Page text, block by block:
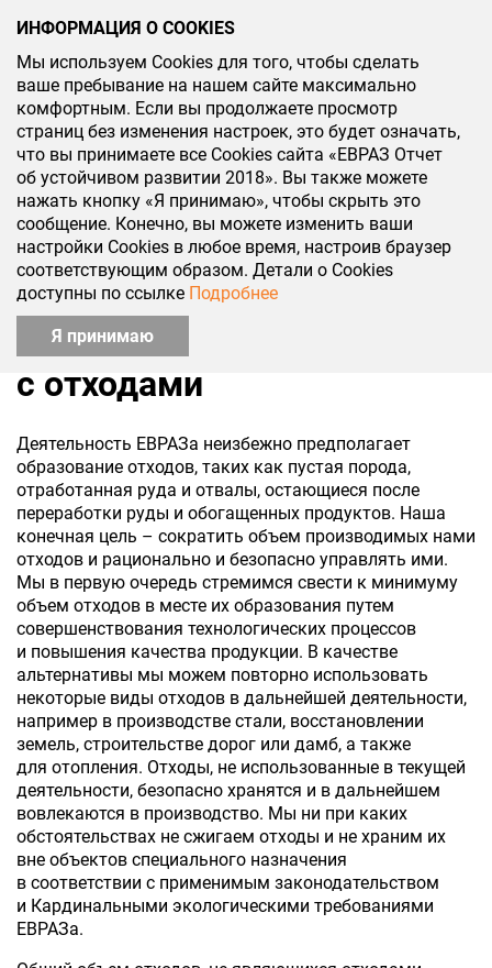
КСО 2018
Охрана труда,
промышленная
безопасность и экология
Рациональное обращение
с отходами
Деятельность ЕВРАЗа неизбежно предполагает
образование отходов, таких как пустая порода,
отработанная руда и отвалы, остающиеся после
переработки руды и обогащенных продуктов. Наша
конечная цель – сократить объем производимых нами
отходов и рационально и безопасно управлять ими.
Мы в первую очередь стремимся свести к минимуму
объем отходов в месте их образования путем
совершенствования технологических процессов
и повышения качества продукции. В качестве
альтернативы мы можем повторно использовать
некоторые виды отходов в дальнейшей деятельности,
например в производстве стали, восстановлении
земель, строительстве дорог или дамб, а также
для отопления. Отходы, не использованные в текущей
деятельности, безопасно хранятся и в дальнейшем
вовлекаются в производство. Мы ни при каких
обстоятельствах не сжигаем отходы и не храним их
вне объектов специального назначения
в соответствии с применимым законодательством
и Кардинальными экологическими требованиями
ЕВРАЗа.
ИНФОРМАЦИЯ О COOKIES
Мы используем Cookies для того, чтобы сделать
ваше пребывание на нашем сайте максимально
комфортным. Если вы продолжаете просмотр
страниц без изменения настроек, это будет означать,
что вы принимаете все Cookies сайта «ЕВРАЗ Отчет
об устойчивом развитии 2018». Вы также можете
нажать кнопку «Я принимаю», чтобы скрыть это
сообщение. Конечно, вы можете изменить ваши
настройки Cookies в любое время, настроив браузер
соответствующим образом. Детали о Cookies
доступны по ссылке Подробнее
Я принимаю